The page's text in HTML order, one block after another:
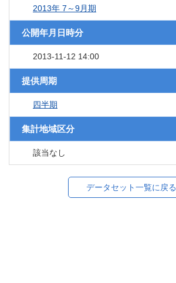
2013年 7～9月期
公開年月日時分
2013-11-12 14:00
提供周期
四半期
集計地域区分
該当なし
データセット一覧に戻る